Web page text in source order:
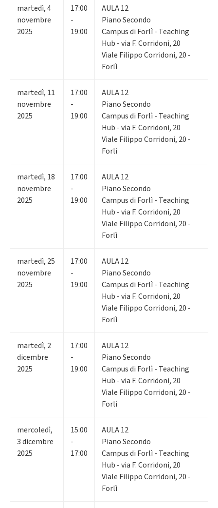
martedì,4
novembre
2025
17:00
-
19:00
AULA 12
Piano Secondo
Campus di Forlì - Teaching
Hub - via F. Corridoni, 20
Viale Filippo Corridoni, 20 -
Forlì
martedì, 11
novembre
2025
17:00
-
19:00
AULA 12
Piano Secondo
Campus di Forlì - Teaching
Hub - via F. Corridoni, 20
Viale Filippo Corridoni, 20 -
Forlì
martedì, 18
novembre
2025
17:00
-
19:00
AULA 12
Piano Secondo
Campus di Forlì - Teaching
Hub - via F. Corridoni, 20
Viale Filippo Corridoni, 20 -
Forlì
martedì, 25
novembre
2025
17:00
-
19:00
AULA 12
Piano Secondo
Campus di Forlì - Teaching
Hub - via F. Corridoni, 20
Viale Filippo Corridoni, 20 -
Forlì
martedì, 2
dicembre
2025
17:00
-
19:00
AULA 12
Piano Secondo
Campus di Forlì - Teaching
Hub - via F. Corridoni, 20
Viale Filippo Corridoni, 20 -
Forlì
mercoledì,
3dicembre
2025
15:00
-
17:00
AULA 12
Piano Secondo
Campus di Forlì - Teaching
Hub - via F. Corridoni, 20
Viale Filippo Corridoni, 20 -
Forlì